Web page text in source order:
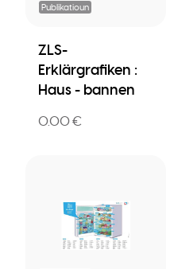
Publikatioun
ZLS-
Erklärgrafiken :
Haus - bannen
0.00 €